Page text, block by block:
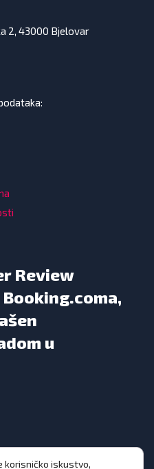
2, 43000 Bjelovar
Review
u
korisničko iskustvo,